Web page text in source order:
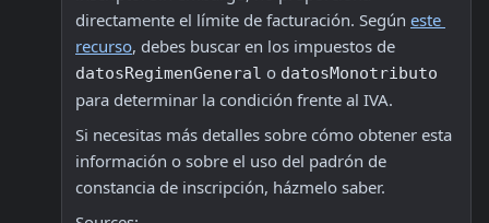
directamente el límite de facturación. Según este
recurso
datosRegimenGeneral o datosMonotributo
para determinar la condición frente al IVA.
Si necesitas más detalles sobre cómo obtener esta
información o sobre el uso del padrón de
constancia de inscripción, házmelo saber.